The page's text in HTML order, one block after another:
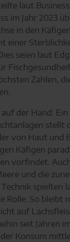
laut
im Jahr 2023
in den
einer
seien laut
Zahlen,
der Hand:
stellt
von Haut und
Käfigen
vorfindet.
und die
spielten
Rolle. So bleibt
auf
seit Jahren
Konsum